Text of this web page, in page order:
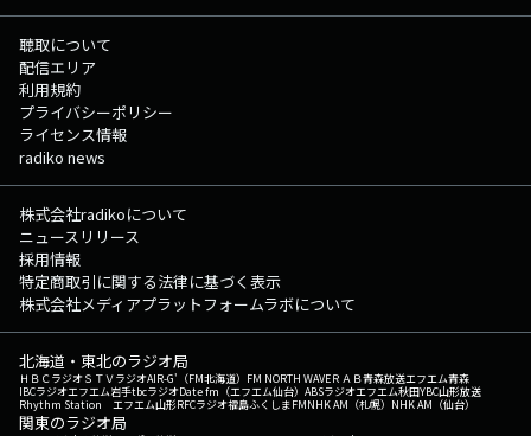
聴取について
配信エリア
利用規約
プライバシーポリシー
ライセンス情報
radiko news
株式会社radikoについて
ニュースリリース
採用情報
特定商取引に関する法律に基づく表示
株式会社メディアプラットフォームラボについて
北海道・東北のラジオ局
ＨＢＣラジオＳＴＶラジオAIR-G'（FM北海道） FM NORTH WAVEＲＡＢ青森放送エフエム青森
IBCラジオエフエム岩手tbcラジオDate fm（エフエム仙台） ABSラジオエフエム秋田YBC山形放送
Rhythm Station エフエム山形RFCラジオ福島ふくしまFMNHK AM（札幌） NHK AM（仙台）
関東のラジオ局